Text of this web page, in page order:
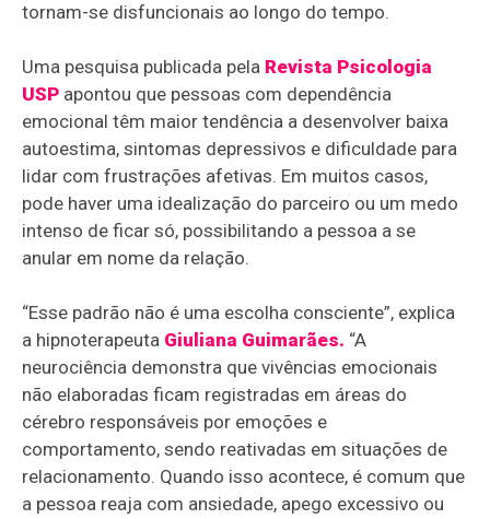
tornam-se disfuncionais ao longo do tempo.
Uma pesquisa publicada pela Revista Psicologia
USP apontou que pessoas com dependência
emocional têm maior tendência a desenvolver baixa
autoestima, sintomas depressivos e dificuldade para
lidar com frustrações afetivas. Em muitos casos,
pode haver uma idealização do parceiro ou um medo
intenso de ficar só, possibilitando a pessoa a se
anular em nome da relação.
“Esse padrão não é uma escolha consciente”, explica
a hipnoterapeuta Giuliana Guimarães. “A
neurociência demonstra que vivências emocionais
não elaboradas ficam registradas em áreas do
cérebro responsáveis por emoções e
comportamento, sendo reativadas em situações de
relacionamento. Quando isso acontece, é comum que
a pessoa reaja com ansiedade, apego excessivo ou